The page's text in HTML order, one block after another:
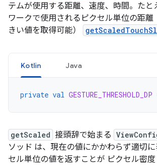
テムが使用する距離、速度、時間。たと
ワークで使用されるピクセル単位の距離
きい値を取得可能）
Kotlin Java
private val GESTURE_THRESHOLD_DP
getScaled 接頭辞で始まる
ソッド は、現在の値にかかわらず適切
セル単位の値を返すことが ピクセル密度